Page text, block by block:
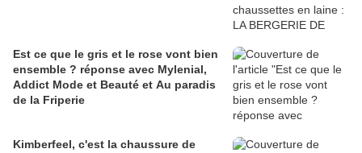
Est ce que le gris et le rose vont bien
ensemble ? réponse avec Mylenial,
Addict Mode et Beauté et Au paradis
de la Friperie
Kimberfeel, c'est la chaussure de